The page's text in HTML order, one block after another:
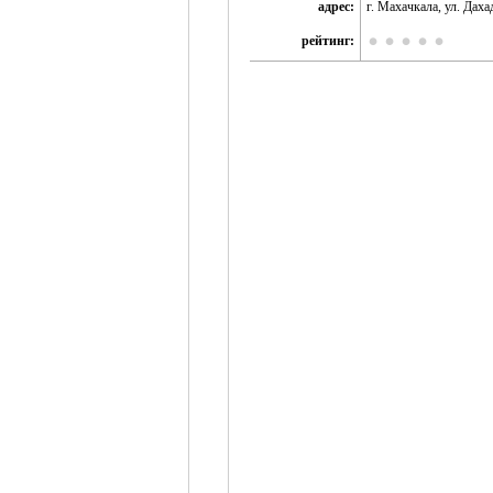
адрес: г. Махачкала, ул.
рейтинг: